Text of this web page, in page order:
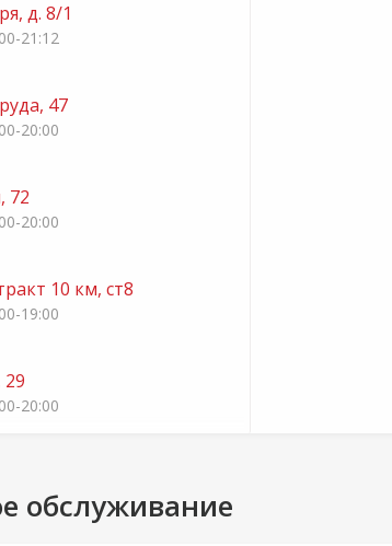
д. 8/1
21:12
47
20:00
72
20:00
10 км, ст8
19:00
20:00
20:00
обслуживание